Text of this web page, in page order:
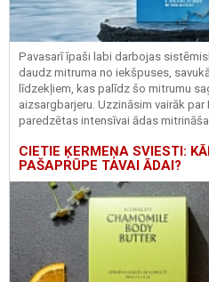
Pavasarī īpaši labi darbojas
daudz mitruma no iekšpuses,
līdzekļiem, kas palīdz šo mitrumu
aizsargbarjeru. Uzzināsim vairāk par
paredzētas intensīvai ādas
CIETIE ĶERMEŅA SVIESTI:
PAŠAPRŪPE TAVAI ĀDAI?